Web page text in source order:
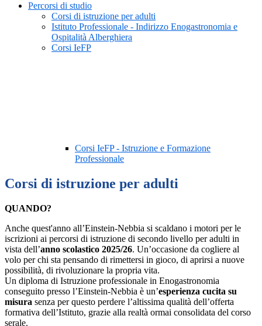
Percorsi di studio
Corsi di istruzione per adulti
Istituto Professionale - Indirizzo Enogastronomia e
Ospitalità Alberghiera
Corsi IeFP
Corsi IeFP - Istruzione e Formazione
Professionale
Corsi di istruzione per adulti
QUANDO?
Anche quest'anno all’Einstein-Nebbia si scaldano i motori per le
iscrizioni ai percorsi di istruzione di secondo livello per adulti in
vista dell’anno scolastico 2025/26. Un’occasione da cogliere al
volo per chi sta pensando di rimettersi in gioco, di aprirsi a nuove
possibilità, di rivoluzionare la propria vita.
Un diploma di Istruzione professionale in Enogastronomia
conseguito presso l’Einstein-Nebbia è un’esperienza cucita su
misura senza per questo perdere l’altissima qualità dell’offerta
formativa dell’Istituto, grazie alla realtà ormai consolidata del corso
serale.